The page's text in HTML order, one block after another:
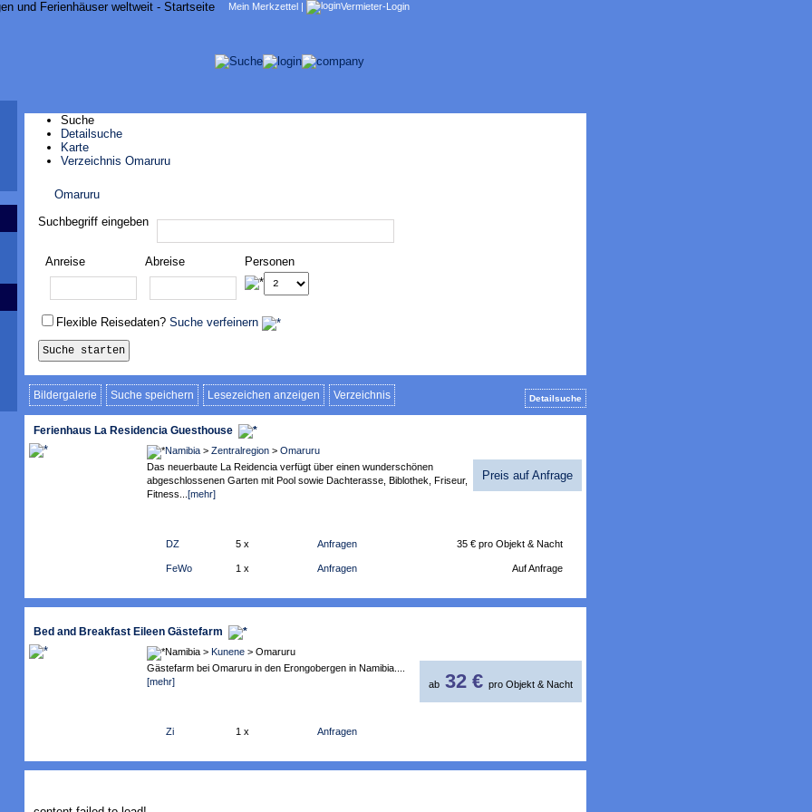
Mein Merkzettel | Vermieter-Login
Suche
Detailsuche
Karte
Verzeichnis Omaruru
Omaruru
Suchbegriff eingeben
Anreise Abreise Personen
Flexible Reisedaten? Suche verfeinern
Bildergalerie Suche speichern Lesezeichen anzeigen Detailsuche
Verzeichnis
Ferienhaus La Residencia Guesthouse
Namibia > Zentralregion > Omaruru
Preis auf Anfrage
Das neuerbaute La Reidencia verfügt über einen wunderschönen
abgeschlossenen Garten mit Pool sowie Dachterasse, Biblothek, Friseur,
Fitness... [mehr]
DZ 5 x Anfragen 35 € pro Objekt & Nacht
FeWo 1 x Anfragen Auf Anfrage
Bed and Breakfast Eileen Gästefarm
Namibia > Kunene > Omaruru
ab 32 € pro Objekt & Nacht
Gästefarm bei Omaruru in den Erongobergen in Namibia....
[mehr]
Zi 1 x Anfragen